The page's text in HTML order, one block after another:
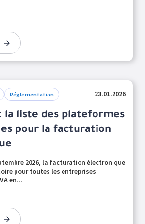
Réglementation 23.01.2026
la liste des plateformes
pour la facturation
2026, la facturation électronique
pour toutes les entreprises
en...